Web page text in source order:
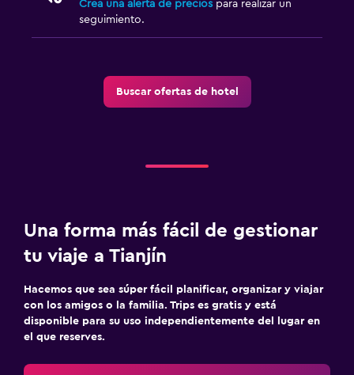
Crea una alerta de precios para realizar un
seguimiento.
Buscar ofertas de hotel
Una forma más fácil de gestionar
tu viaje a Tianjín
Hacemos que sea súper fácil planificar, organizar y viajar
con los amigos o la familia. Trips es gratis y está
disponible para su uso independientemente del lugar en
el que reserves.